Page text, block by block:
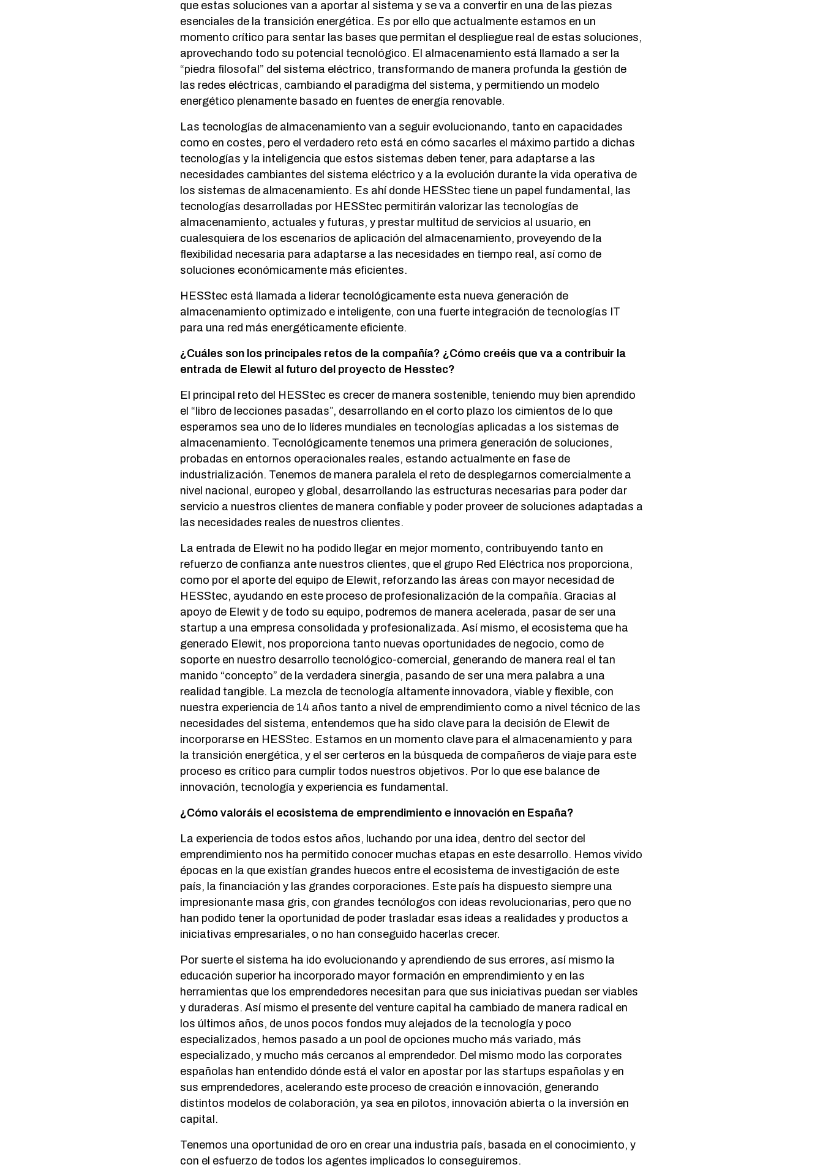
que estas soluciones van a aportar al sistema y se va a convertir en una de las piezas
esenciales de la transición energética. Es por ello que actualmente estamos en un
momento crítico para sentar las bases que permitan el despliegue real de estas soluciones,
aprovechando todo su potencial tecnológico. El almacenamiento está llamado a ser la
“piedra filosofal” del sistema eléctrico, transformando de manera profunda la gestión de
las redes eléctricas, cambiando el paradigma del sistema, y permitiendo un modelo
energético plenamente basado en fuentes de energía renovable.
Las tecnologías de almacenamiento van a seguir evolucionando, tanto en capacidades
como en costes, pero el verdadero reto está en cómo sacarles el máximo partido a dichas
tecnologías y la inteligencia que estos sistemas deben tener, para adaptarse a las
necesidades cambiantes del sistema eléctrico y a la evolución durante la vida operativa de
los sistemas de almacenamiento. Es ahí donde HESStec tiene un papel fundamental, las
tecnologías desarrolladas por HESStec permitirán valorizar las tecnologías de
almacenamiento, actuales y futuras, y prestar multitud de servicios al usuario, en
cualesquiera de los escenarios de aplicación del almacenamiento, proveyendo de la
flexibilidad necesaria para adaptarse a las necesidades en tiempo real, así como de
soluciones económicamente más eficientes.
HESStec está llamada a liderar tecnológicamente esta nueva generación de
almacenamiento optimizado e inteligente, con una fuerte integración de tecnologías IT
para una red más energéticamente eficiente.
¿Cuáles son los principales retos de la compañía? ¿Cómo creéis que va a contribuir la
entrada de Elewit al futuro del proyecto de Hesstec?
El principal reto del HESStec es crecer de manera sostenible, teniendo muy bien aprendido
el “libro de lecciones pasadas”, desarrollando en el corto plazo los cimientos de lo que
esperamos sea uno de lo líderes mundiales en tecnologías aplicadas a los sistemas de
almacenamiento. Tecnológicamente tenemos una primera generación de soluciones,
probadas en entornos operacionales reales, estando actualmente en fase de
industrialización. Tenemos de manera paralela el reto de desplegarnos comercialmente a
nivel nacional, europeo y global, desarrollando las estructuras necesarias para poder dar
servicio a nuestros clientes de manera confiable y poder proveer de soluciones adaptadas a
las necesidades reales de nuestros clientes.
La entrada de Elewit no ha podido llegar en mejor momento, contribuyendo tanto en
refuerzo de confianza ante nuestros clientes, que el grupo Red Eléctrica nos proporciona,
como por el aporte del equipo de Elewit, reforzando las áreas con mayor necesidad de
HESStec, ayudando en este proceso de profesionalización de la compañía. Gracias al
apoyo de Elewit y de todo su equipo, podremos de manera acelerada, pasar de ser una
startup a una empresa consolidada y profesionalizada. Así mismo, el ecosistema que ha
generado Elewit, nos proporciona tanto nuevas oportunidades de negocio, como de
soporte en nuestro desarrollo tecnológico-comercial, generando de manera real el tan
manido “concepto” de la verdadera sinergia, pasando de ser una mera palabra a una
realidad tangible. La mezcla de tecnología altamente innovadora, viable y flexible, con
nuestra experiencia de 14 años tanto a nivel de emprendimiento como a nivel técnico de las
necesidades del sistema, entendemos que ha sido clave para la decisión de Elewit de
incorporarse en HESStec. Estamos en un momento clave para el almacenamiento y para
la transición energética, y el ser certeros en la búsqueda de compañeros de viaje para este
proceso es crítico para cumplir todos nuestros objetivos. Por lo que ese balance de
innovación, tecnología y experiencia es fundamental.
¿Cómo valoráis el ecosistema de emprendimiento e innovación en España?
La experiencia de todos estos años, luchando por una idea, dentro del sector del
emprendimiento nos ha permitido conocer muchas etapas en este desarrollo. Hemos vivido
épocas en la que existían grandes huecos entre el ecosistema de investigación de este
país, la financiación y las grandes corporaciones. Este país ha dispuesto siempre una
impresionante masa gris, con grandes tecnólogos con ideas revolucionarias, pero que no
han podido tener la oportunidad de poder trasladar esas ideas a realidades y productos a
iniciativas empresariales, o no han conseguido hacerlas crecer.
Por suerte el sistema ha ido evolucionando y aprendiendo de sus errores, así mismo la
educación superior ha incorporado mayor formación en emprendimiento y en las
herramientas que los emprendedores necesitan para que sus iniciativas puedan ser viables
y duraderas. Así mismo el presente del venture capital ha cambiado de manera radical en
los últimos años, de unos pocos fondos muy alejados de la tecnología y poco
especializados, hemos pasado a un pool de opciones mucho más variado, más
especializado, y mucho más cercanos al emprendedor. Del mismo modo las corporates
españolas han entendido dónde está el valor en apostar por las startups españolas y en
sus emprendedores, acelerando este proceso de creación e innovación, generando
distintos modelos de colaboración, ya sea en pilotos, innovación abierta o la inversión en
capital.
Tenemos una oportunidad de oro en crear una industria país, basada en el conocimiento, y
con el esfuerzo de todos los agentes implicados lo conseguiremos.